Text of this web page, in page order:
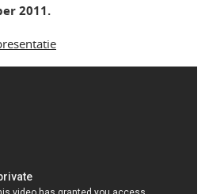
2011.